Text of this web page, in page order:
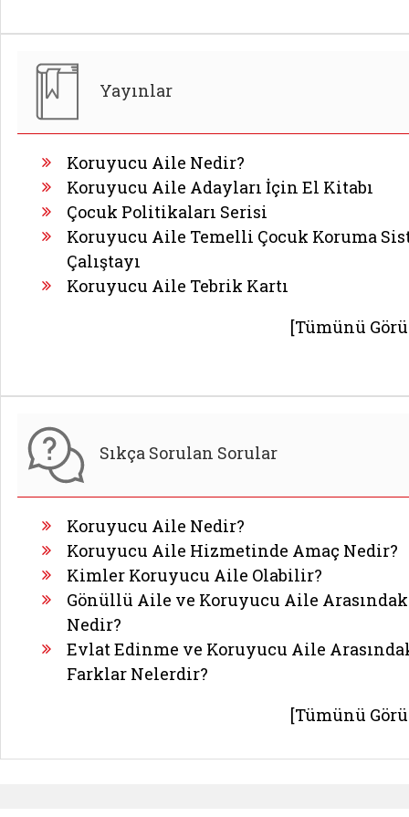
Yayınlar
Koruyucu Aile Nedir?
Koruyucu Aile Adayları İçin El Kitabı
Çocuk Politikaları Serisi
Koruyucu Aile Temelli Çocuk Koruma
Çalıştayı
Koruyucu Aile Tebrik Kartı
[Tümünü
Sıkça Sorulan Sorular
Koruyucu Aile Nedir?
Koruyucu Aile Hizmetinde Amaç Nedir?
Kimler Koruyucu Aile Olabilir?
Gönüllü Aile ve Koruyucu Aile
Nedir?
Evlat Edinme ve Koruyucu Aile
Farklar Nelerdir?
[Tümünü